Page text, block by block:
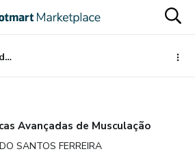
Técnicas Avançadas de Musculação
Avançadas de Musculação
SANTOS FERREIRA